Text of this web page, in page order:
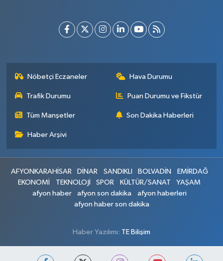
Nöbetçi Eczaneler Hava Durumu
Trafik Durumu Puan Durumu ve Fikstür
Tüm Manşetler Son Dakika Haberleri
Haber Arşivi
AFYONKARAHİSAR DİNAR SANDIKLI BOLVADİN
EMİRDAĞ
EKONOMİ
TEKNOLOJİ SPOR KÜLTÜR/SANAT
YAŞAM
afyon haber
afyon son dakika
afyon haberleri
afyon haber son dakika
Haber Yazılımı: TE Bilişim